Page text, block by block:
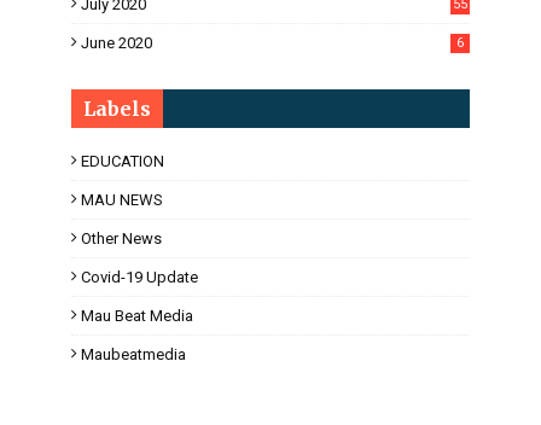
July 2020 55
June 2020 6
Labels
EDUCATION
MAU NEWS
Other News
Covid-19 Update
Mau Beat Media
Maubeatmedia